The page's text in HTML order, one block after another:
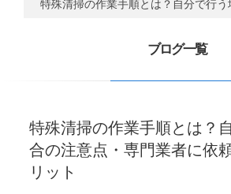
特殊清掃の作業手順とは？自分で行
ブログ一覧
特殊清掃の作業手順とは？
合の注意点・専門業者に依
リット